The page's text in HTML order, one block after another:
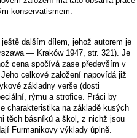
konservatismem.
dalším dílem, jehož autorem je
— Kraków 1947, str. 321). Je
cena spočívá zase především v
celkové založení napovídá již
základny verše (dosti
rýmu a strofice. Práci by
charakteristika na základě kusých
těch básníků a škol, z nichž jsou
Furmanikovy výklady úplně.